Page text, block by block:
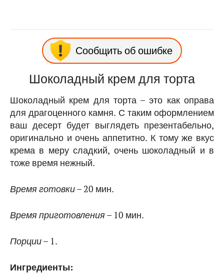
Сообщить об ошибке
Шоколадный крем для торта
Шоколадный крем для торта – это как оправа
для драгоценного камня. С таким оформлением
ваш десерт будет выглядеть презентабельно,
оригинально и очень аппетитно. К тому же вкус
крема в меру сладкий, очень шоколадный и в
тоже время нежный.
Время готовки– 20 мин.
Время приготовления– 10 мин.
Порции– 1.
Ингредиенты: